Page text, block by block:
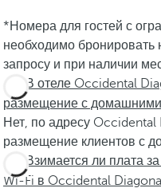
*Номера для гостей с
необходимо бронировать
запросу и при наличии
В отеле Occidental
размещение с
Нет, по адресу
размещение клиентов с
Взимается ли плата
Wi-Fi в Occidental